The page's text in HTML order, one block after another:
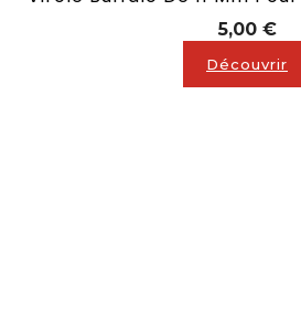
5,00 €Prix
Découvrir